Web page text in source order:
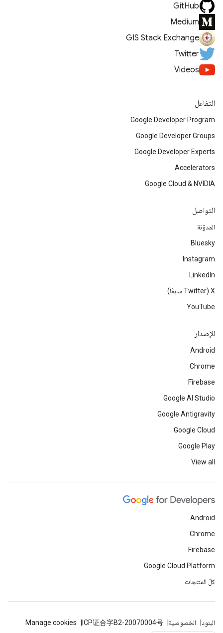
GitHub
Medium
GIS Stack Exchange
Twitter
Videos
التفاعل
Google Developer Program
Google Developer Groups
Google Developer Experts
Accelerators
Google Cloud & NVIDIA
التواصل
المدوّنة
Bluesky
Instagram
LinkedIn
‫X ‏(Twitter سابقًا)
YouTube
الإصدار
Android
Chrome
Firebase
Google AI Studio
Google Antigravity
Google Cloud
Google Play
View all
Android
Chrome
Firebase
Google Cloud Platform
كلّ المنتجات
البنود الخصوصية ICP证合字B2-20070004号
Manage cookies